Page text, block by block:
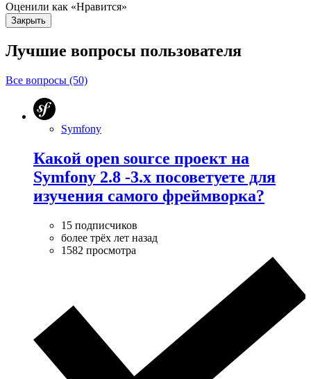
Оценили как «Нравится»
Закрыть
Лучшие вопросы пользователя
Все вопросы (50)
Symfony
Какой open source проект на
Symfony 2.8 -3.x посоветуете для
изучения самого фреймворка?
15 подписчиков
более трёх лет назад
1582 просмотра